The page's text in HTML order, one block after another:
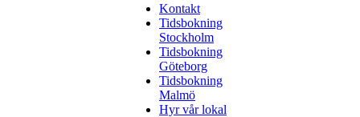
Kontakt
Tidsbokning
Stockholm
Tidsbokning
Göteborg
Tidsbokning
Malmö
Hyr vår lokal